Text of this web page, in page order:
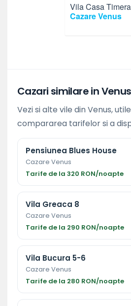
Vila Casa
Cazare Venus
Cazari similare in Venus
Vezi si alte vile din Venus,
compararea tarifelor si a
Pensiunea Blues House
Cazare Venus
Tarife de la 320 RON/noapte
Vila Greaca 8
Cazare Venus
Tarife de la 290 RON/noapte
Vila Bucura 5-6
Cazare Venus
Tarife de la 280 RON/noapte